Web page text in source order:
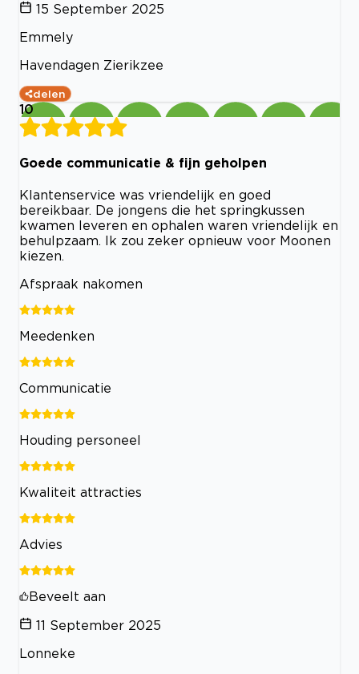
15 September 2025
Emmely
Havendagen Zierikzee
delen
10
Goede communicatie & fijn geholpen
Klantenservice was vriendelijk en goed
bereikbaar. De jongens die het springkussen
kwamen leveren en ophalen waren vriendelijk en
behulpzaam. Ik zou zeker opnieuw voor Moonen
kiezen.
Afspraak nakomen
Meedenken
Communicatie
Houding personeel
Kwaliteit attracties
Advies
Beveelt aan
11 September 2025
Lonneke